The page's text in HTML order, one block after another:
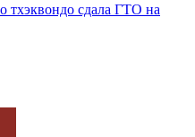
тхэквондо сдала ГТО на